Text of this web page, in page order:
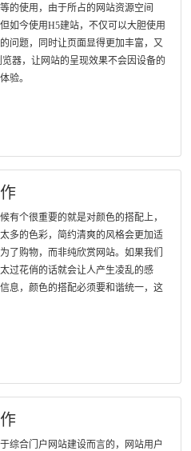
的使用，由于所占的网站资源空间
如今使用H5建站，不仅可以大胆使用
问题，同时让页面显得更加丰富，又
器，让网站的呈现效果不会因设备的
验。
有个很重要的就是对颜色的搭配上，
多的色彩，简约清爽的风格会更加适
了购物，而非纯欣赏网站。如果我们
过花俏的话就会让人产生凌乱的感
息，颜色的搭配必须要和谐统一，这
综合门户网站建设而言的，网站用户